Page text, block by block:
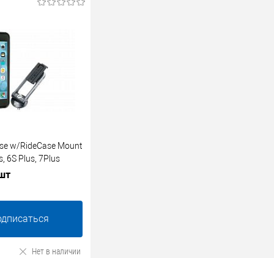
w/RideCase Mount
6S Plus, 7Plus
black
Нет в наличии